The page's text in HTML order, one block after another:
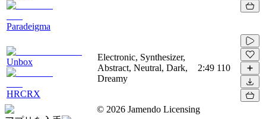
Paradeigma
Unbox
HRCRX
Electronic, Synthesizer,
Abstract, Neutral, Dark,
Dreamy
2:49 110
© 2026 Jamendo Licensing